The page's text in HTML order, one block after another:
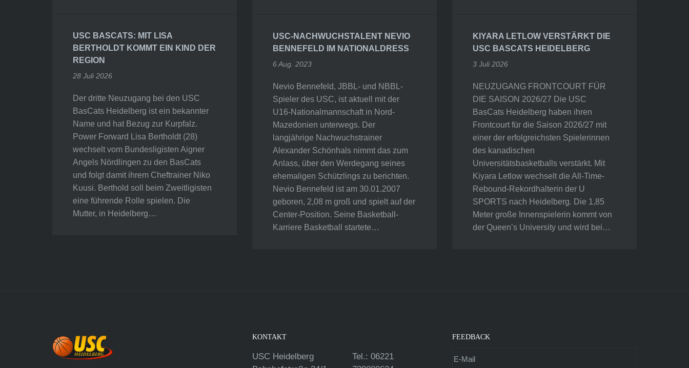
USC BASCATS: MIT LISA
BERTHOLDT KOMMT EIN KIND DER
REGION
28 Juli 2026
Der dritte Neuzugang bei den USC
BasCats Heidelberg ist ein bekannter
Name und hat Bezug zur Kurpfalz.
Power Forward Lisa Bertholdt (28)
wechselt vom Bundesligisten Aigner
Angels Nördlingen zu den BasCats
und folgt damit ihrem Cheftrainer Niko
Kuusi. Berthold soll beim Zweitligisten
eine führende Rolle spielen. Die
Mutter, in Heidelberg…
USC-NACHWUCHSTALENT NEVIO
BENNEFELD IM NATIONALDRESS
6 Aug. 2023
Nevio Bennefeld, JBBL- und NBBL-
Spieler des USC, ist aktuell mit der
U16-Nationalmannschaft in Nord-
Mazedonien unterwegs. Der
langjährige Nachwuchstrainer
Alexander Schönhals nimmt das zum
Anlass, über den Werdegang seines
ehemaligen Schützlings zu berichten.
Nevio Bennefeld ist am 30.01.2007
geboren, 2,08 m groß und spielt auf der
Center-Position. Seine Basketball-
Karriere Basketball startete…
KIYARA LETLOW VERSTÄRKT DIE
USC BASCATS HEIDELBERG
3 Juli 2026
NEUZUGANG FRONTCOURT FÜR
DIE SAISON 2026/27 Die USC
BasCats Heidelberg haben ihren
Frontcourt für die Saison 2026/27 mit
einer der erfolgreichsten Spielerinnen
des kanadischen
Universitätsbasketballs verstärkt. Mit
Kiyara Letlow wechselt die All-Time-
Rebound-Rekordhalterin der U
SPORTS nach Heidelberg. Die 1,85
Meter große Innenspielerin kommt von
der Queen’s University und wird bei…
KONTAKT
USC Heidelberg
Tel.: 06221
FEEDBACK